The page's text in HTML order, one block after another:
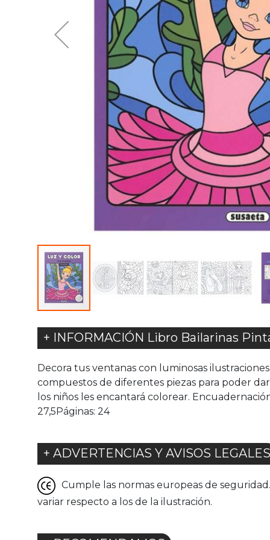
+ INFORMACIÓN Libro Bailarinas
Decora tus ventanas con luminosas
compuestos de diferentes piezas para poder
los niños les encantará colorear.
27,5Páginas: 24
+ ADVERTENCIAS Y AVISOS LEGALES
Cumple las normas europeas de
variar respecto a los de la ilustración.